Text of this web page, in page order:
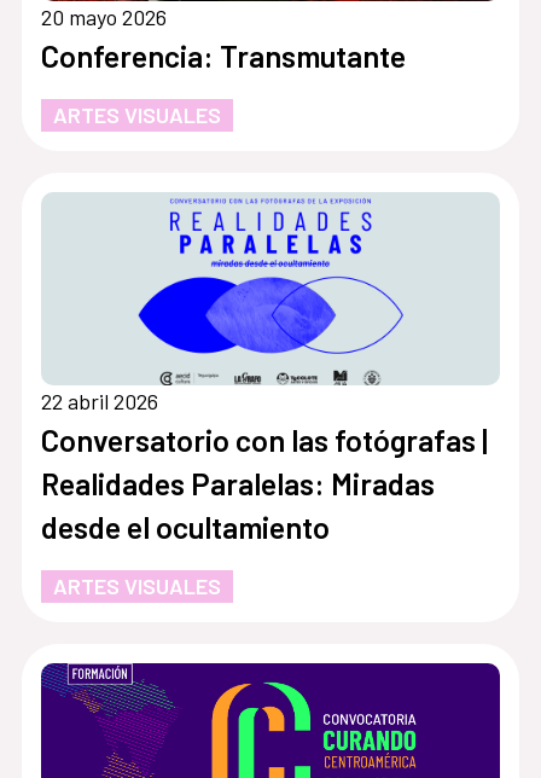
20 mayo 2026
Conferencia: Transmutante
ARTES VISUALES
22 abril 2026
Conversatorio con las fotógrafas |
Realidades Paralelas: Miradas
desde el ocultamiento
ARTES VISUALES